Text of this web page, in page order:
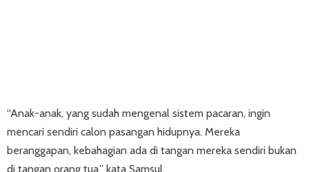
“Anak-anak, yang sudah mengenal sistem pacaran, ingin
mencari sendiri calon pasangan hidupnya. Mereka
beranggapan, kebahagian ada di tangan mereka sendiri bukan
di tangan orang tua,” kata Samsul.